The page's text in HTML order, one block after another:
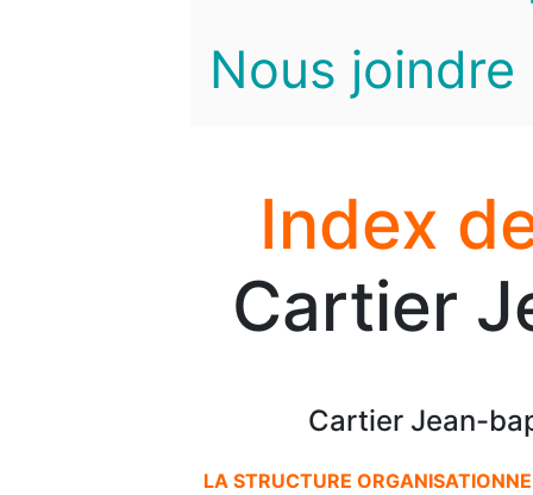
Nous joindre
Index
Cartier
Cartier Jean-
LA STRUCTURE